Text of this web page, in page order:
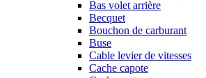
Bas volet arrière
Becquet
Bouchon de carburant
Buse
Cable levier de vitesses
Cache capote